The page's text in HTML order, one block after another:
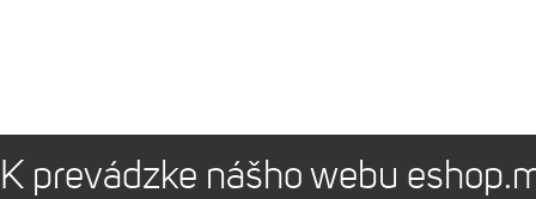
K prevádzke nášho webu